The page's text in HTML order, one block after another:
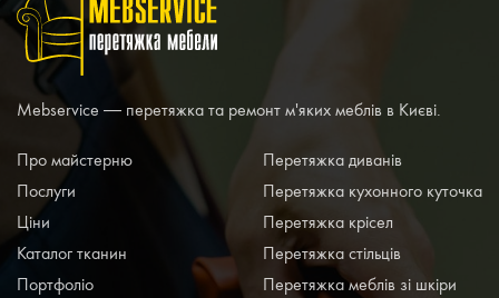
Mebservice — перетяжка та ремонт м'яких меблів в Києві.
Про майстерню
Послуги
Ціни
Каталог тканин
Портфоліо
Перетяжка диванів
Перетяжка кухонного куточка
Перетяжка крісел
Перетяжка стільців
Перетяжка меблів зі шкіри